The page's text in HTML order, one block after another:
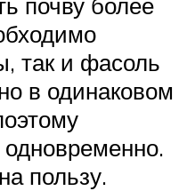
так и фасоль
в одинаковом
пользу.